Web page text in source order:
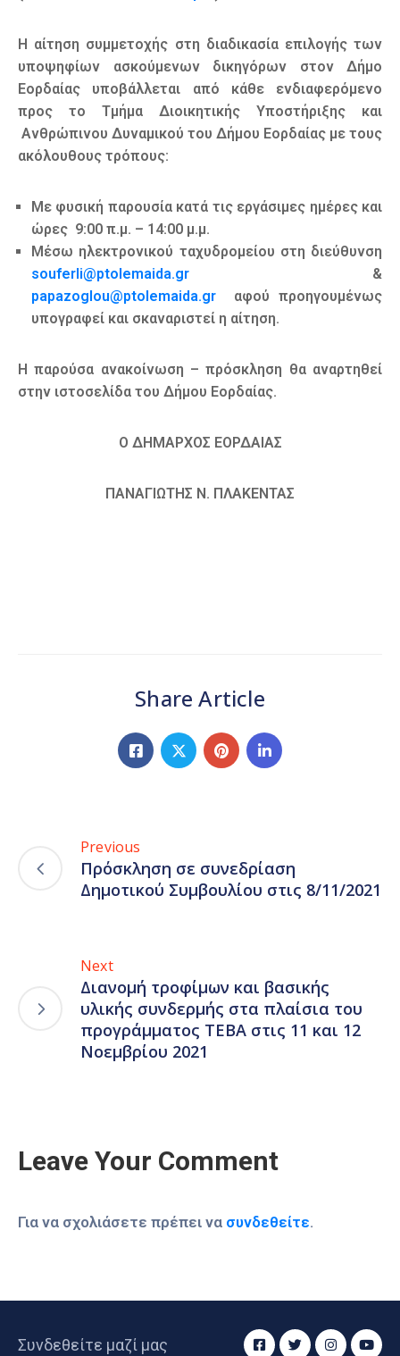
Η αίτηση συμμετοχής στη διαδικασία επιλογής των
υποψηφίων ασκούμενων δικηγόρων στον Δήμο
Εορδαίας υποβάλλεται από κάθε ενδιαφερόμενο
προς το Τμήμα Διοικητικής Υποστήριξης και
Ανθρώπινου Δυναμικού του Δήμου Εορδαίας με τους
ακόλουθους τρόπους:
Με φυσική παρουσία κατά τις εργάσιμες ημέρες και
ώρες 9:00 π.μ. – 14:00 μ.μ.
Μέσω ηλεκτρονικού ταχυδρομείου στη διεύθυνση
souferli@ptolemaida.gr &
papazoglou@ptolemaida.gr αφού προηγουμένως
υπογραφεί και σκαναριστεί η αίτηση.
Η παρούσα ανακοίνωση – πρόσκληση θα αναρτηθεί
στην ιστοσελίδα τoυ Δήμου Εορδαίας.
Ο ΔΗΜΑΡΧΟΣ ΕΟΡΔΑΙΑΣ
ΠΑΝΑΓΙΩΤΗΣ Ν. ΠΛΑΚΕΝΤΑΣ
Share Article
Previous
Πρόσκληση σε συνεδρίαση
Δημοτικού Συμβουλίου στις 8/11/2021
Next
Διανομή τροφίμων και βασικής
υλικής συνδερμής στα πλαίσια του
προγράμματος ΤΕΒΑ στις 11 και 12
Νοεμβρίου 2021
Leave Your Comment
Για να σχολιάσετε πρέπει να συνδεθείτε.
Συνδεθείτε μαζί μας